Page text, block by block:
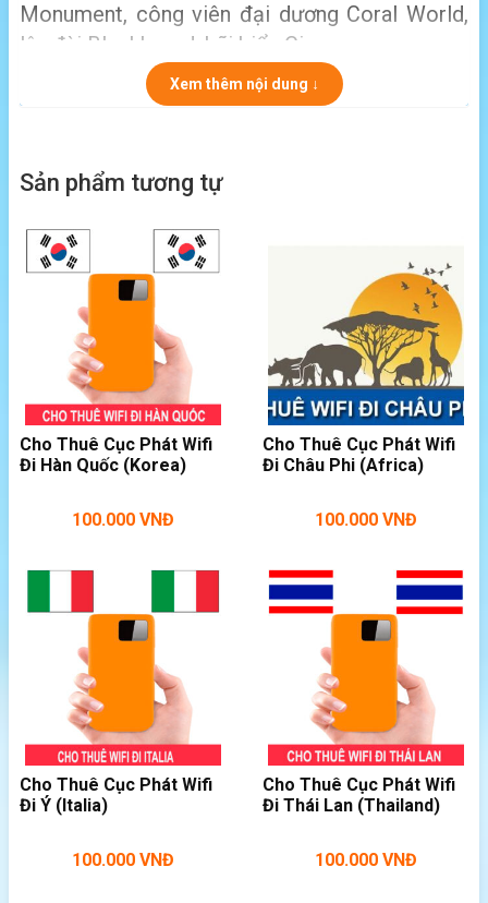
Monument, công viên đại dương Coral World,
lâu đài Blackbeard, bãi biển Cinnamon…
Xem thêm nội dung ↓
Sản phẩm tương tự
Cho Thuê Cục Phát Wifi
Đi Hàn Quốc (Korea)
100.000 VNĐ
Cho Thuê Cục Phát Wifi
Đi Châu Phi (Africa)
100.000 VNĐ
Cho Thuê Cục Phát Wifi
Đi Ý (Italia)
100.000 VNĐ
Cho Thuê Cục Phát Wifi
Đi Thái Lan (Thailand)
100.000 VNĐ